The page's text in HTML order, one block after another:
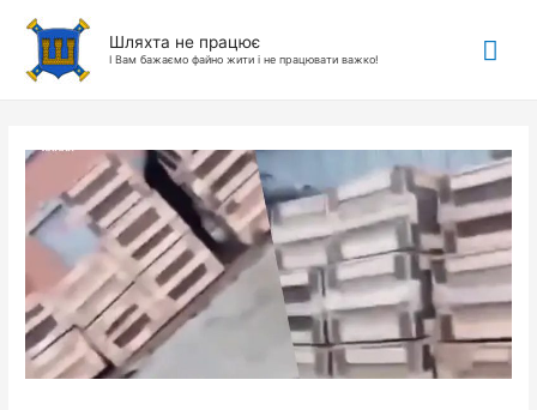
Шляхта не працює
І Вам бажаємо файно жити і не працювати важко!